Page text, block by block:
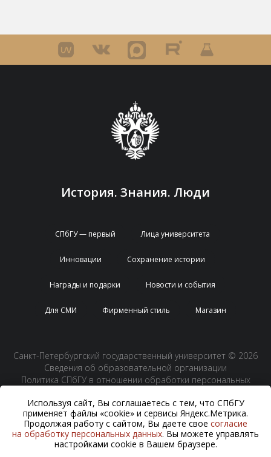
История. Знания. Люди
СПбГУ — первый Лица университета
Инновации Сохранение истории
Награды и подарки Новости и события
Для СМИ Фирменный стиль Магазин
Санкт-Петербургский государственный университет © 2026
Сведения об образовательной организации
Политика СПбГУ в отношении обработки персональных
На данном информационном ресурсе могут быть опубликованы архивные
материалы с упоминанием физических и юридических лиц, включенных
Министерством юстиции Российской Федерации в реестр иностранных агентов,
а также организаций, признанных экстремистскими и запрещенных
Используя сайт, Вы соглашаетесь с тем, что СПбГУ
применяет файлы «cookie» и сервисы Яндекс.Метрика.
Продолжая работу с сайтом, Вы даете свое согласие
на обработку персональных данных. Вы можете управлять
настройками cookie в Вашем браузере.